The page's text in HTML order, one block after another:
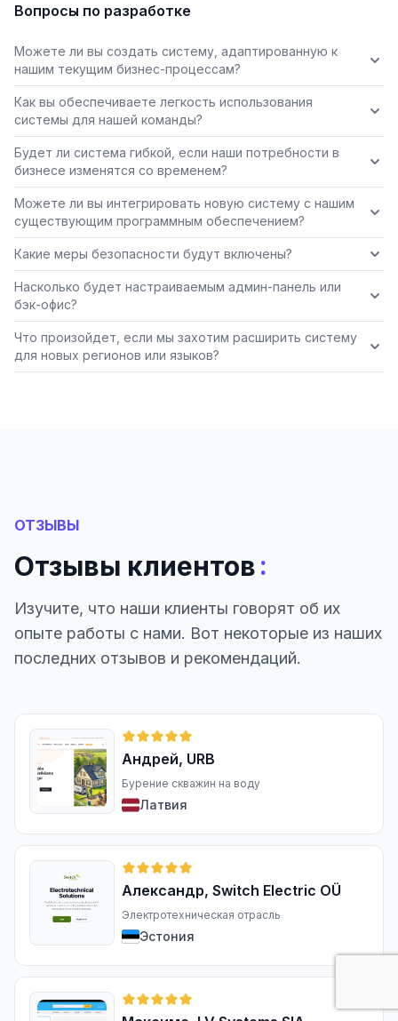
Вопросы по разработке
Можете ли вы создать систему, адаптированную к
нашим текущим бизнес-процессам?
Как вы обеспечиваете легкость использования
системы для нашей команды?
Будет ли система гибкой, если наши потребности в
бизнесе изменятся со временем?
Можете ли вы интегрировать новую систему с нашим
существующим программным обеспечением?
Какие меры безопасности будут включены?
Насколько будет настраиваемым админ-панель или
бэк-офис?
Что произойдет, если мы захотим расширить систему
для новых регионов или языков?
ОТЗЫВЫ
Отзывы клиентов:
Изучите, что наши клиенты говорят об их
опыте работы с нами. Вот некоторые из наших
последних отзывов и рекомендаций.
Андрей, URB
Бурение скважин на воду
Латвия
Александр, Switch Electric OÜ
Электротехническая отрасль
Эстония